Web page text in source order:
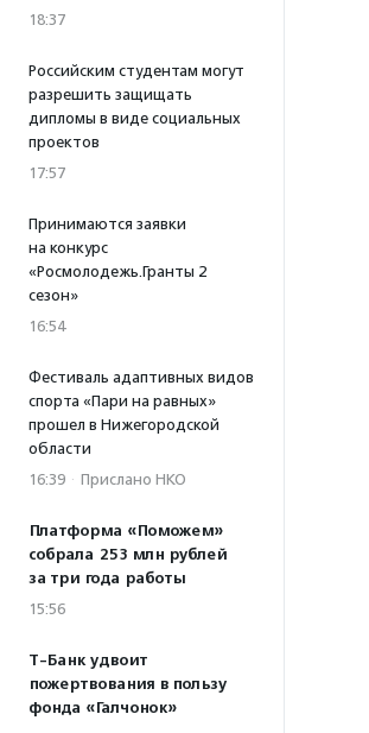
18:37
Российским студентам могут
разрешить защищать
дипломы в виде социальных
проектов
17:57
Принимаются заявки
на конкурс
«Росмолодежь.Гранты 2
сезон»
16:54
Фестиваль адаптивных видов
спорта «Пари на равных»
прошел в Нижегородской
области
16:39 · Прислано НКО
Платформа «Поможем»
собрала 253 млн рублей
за три года работы
15:56
Т-Банк удвоит
пожертвования в пользу
фонда «Галчонок»